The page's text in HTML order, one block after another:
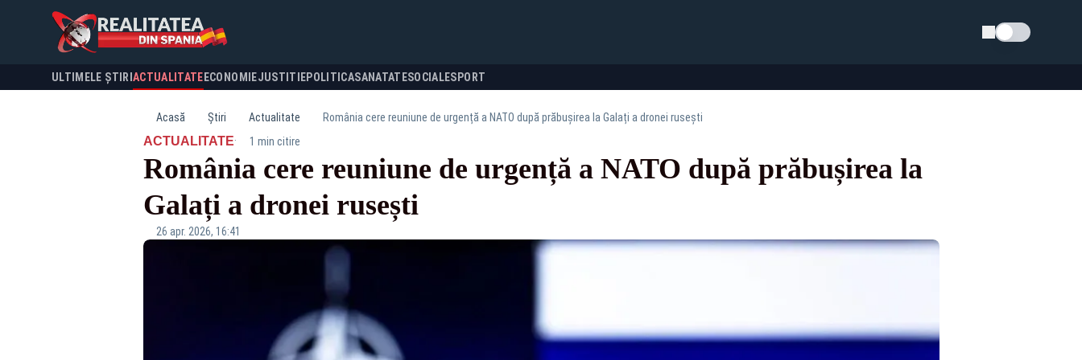
Schimba tema
ULTIMELE ȘTIRI ACTUALITATE ECONOMIEJUSTITIEPOLITICASANATATESOCIALESPORT
Acasă Știri Actualitate România cere reuniune de urgență a NATO după prăbușirea la Galați a dronei rusești
ACTUALITATE· 1 min citire
România cere reuniune de urgență a NATO după prăbușirea la
Galați a dronei rusești
26 apr. 2026, 16:41